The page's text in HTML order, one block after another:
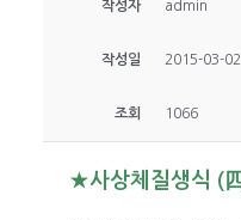
작성자 admin
작성일 2015-03-
조회 1066
★사상체질생식 (